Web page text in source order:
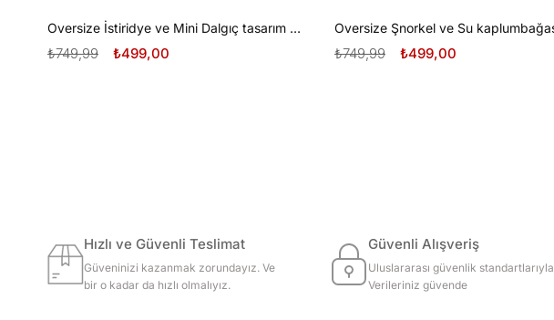
Oversize İstiridye ve Mini Dalgıç tasarım unisex T-shirt
₺499,00
₺749,99 ₺499,00
₺749,99
Hızlı ve Güvenli Teslimat
Güveninizi kazanmak zorundayız. Ve
bir o kadar da hızlı olmalıyız.
Güvenli Alışveriş
Uluslararası güvenlik standartlarıyla
Verileriniz güvende